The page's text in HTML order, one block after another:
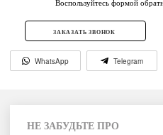
ЗАКАЗАТЬ ЗВОНОК
WhatsApp Telegram
НЕ ЗАБУДЬТЕ ПРО